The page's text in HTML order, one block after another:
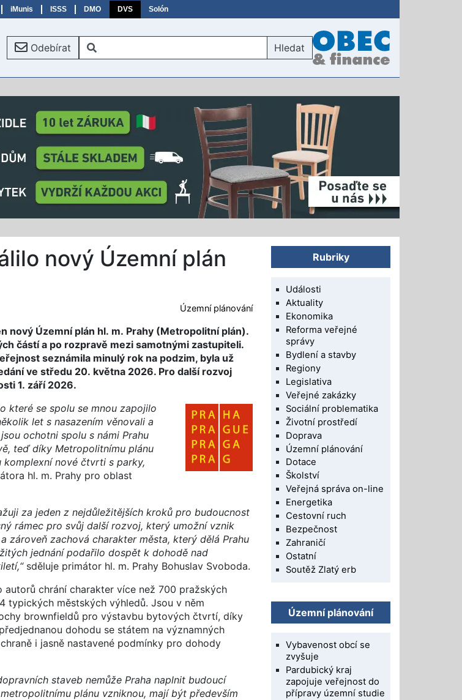
iMunis ISSS DMO DVS Solón
Odebírat Hledat
nový Územní plán
Územní plánování
nový Územní plán hl. m. Prahy (Metropolitní plán).
částí a po rozpravě mezi samotnými zastupiteli.
seznámila minulý rok na podzim, byla už
ve středu 20. května 2026. Pro další rozvoj
1. září 2026.
které se spolu se mnou zapojilo
let s nasazením věnovali a
ochotni spolu s námi Prahu
teď díky Metropolitnímu plánu
nové čtvrti s parky,
hl. m. Prahy pro oblast
za jeden z nejdůležitějších kroků pro budoucnost
rámec pro svůj další rozvoj, který umožní vznik
zachová charakter města, který dělá Prahu
jednání podařilo dospět k dohodě nad
sděluje primátor hl. m. Prahy Bohuslav Svoboda.
chrání charakter více než 700 pražských
typických městských výhledů. Jsou v něm
brownfieldů pro výstavbu bytových čtvrtí, díky
dohodu se státem na významných
i jasně nastavené podmínky pro dohody
staveb nemůže Praha naplnit budoucí
plánu vzniknou, mají být především
Rubriky
Události
Aktuality
Ekonomika
Reforma veřejné
správy
Bydlení a stavby
Regiony
Legislativa
Veřejné zakázky
Sociální problematika
Životní prostředí
Doprava
Územní plánování
Dotace
Školství
Veřejná správa on-line
Energetika
Cestovní ruch
Bezpečnost
Zahraničí
Ostatní
Soutěž Zlatý erb
Územní plánování
Vybavenost obcí se
zvyšuje
Pardubický kraj
zapojuje veřejnost do
přípravy územní studie